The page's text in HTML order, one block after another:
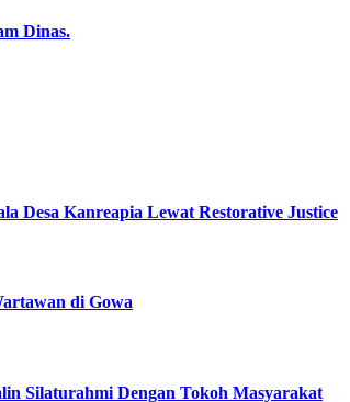
Dinas.
Desa Kanreapia Lewat Restorative Justice
di Gowa
Silaturahmi Dengan Tokoh Masyarakat